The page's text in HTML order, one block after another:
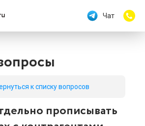
Чат
к списку вопросов
прописывать